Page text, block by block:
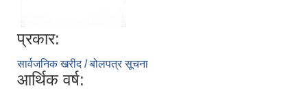
प्रकार:
सार्वजनिक खरीद / बोलपत्र सूचना
आर्थिक वर्ष: